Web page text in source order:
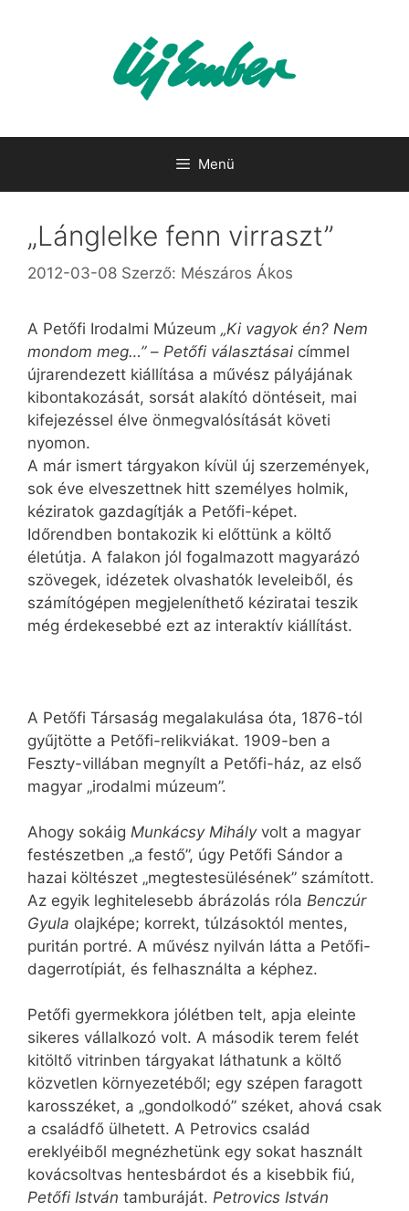
Menü
„Lánglelke fenn virraszt”
2012-03-08 Szerző: Mészáros Ákos
A Petőfi Irodalmi Múzeum „Ki vagyok én? Nem
mondom meg…” – Petőfi választásai címmel
újrarendezett kiállítása a művész pályájának
kibontakozását, sorsát alakító döntéseit, mai
kifejezéssel élve önmegvalósítását követi
nyomon.
A már ismert tárgyakon kívül új szerzemények,
sok éve elveszettnek hitt személyes holmik,
kéziratok gazdagítják a Petőfi-képet.
Időrendben bontakozik ki előttünk a költő
életútja. A falakon jól fogalmazott magyarázó
szövegek, idézetek olvashatók leveleiből, és
számítógépen megjeleníthető kéziratai teszik
még érdekesebbé ezt az interaktív kiállítást.
A Petőfi Társaság megalakulása óta, 1876-tól
gyűjtötte a Petőfi-relikviákat. 1909-ben a
Feszty-villában megnyílt a Petőfi-ház, az első
magyar „irodalmi múzeum”.
Ahogy sokáig Munkácsy Mihály volt a magyar
festészetben „a festő”, úgy Petőfi Sándor a
hazai költészet „megtestesülésének” számított.
Az egyik leghitelesebb ábrázolás róla Benczúr
Gyula olajképe; korrekt, túlzásoktól mentes,
puritán portré. A művész nyilván látta a Petőfi-
dagerrotípiát, és felhasználta a képhez.
Petőfi gyermekkora jólétben telt, apja eleinte
sikeres vállalkozó volt. A második terem felét
kitöltő vitrinben tárgyakat láthatunk a költő
közvetlen környezetéből; egy szépen faragott
karosszéket, a „gondolkodó” széket, ahová csak
a családfő ülhetett. A Petrovics család
ereklyéiből megnézhetünk egy sokat használt
kovácsoltvas hentesbárdot és a kisebbik fiú,
Petőfi István tamburáját. Petrovics István